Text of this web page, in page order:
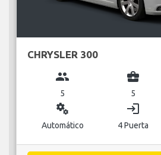
CHRYSLER 300
group
5
business_center
5
miscellaneous_services
Automático
login
4 Puerta